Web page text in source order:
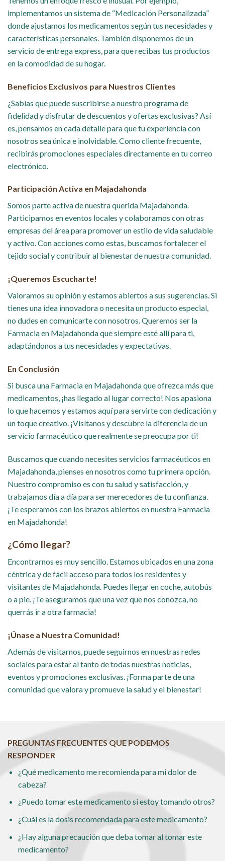
implementamos un sistema de “Medicación Personalizada”
donde ajustamos los medicamentos según tus necesidades y
características personales. También disponemos de un
servicio de entrega express, para que recibas tus productos
en la comodidad de su hogar.
Beneficios Exclusivos para Nuestros Clientes
¿Sabías que puede suscribirse a nuestro programa de
fidelidad y disfrutar de descuentos y ofertas exclusivas? Así
es, pensamos en cada detalle para que tu experiencia con
nosotros sea única e inolvidable. Como cliente frecuente,
recibirás promociones especiales directamente en tu correo
electrónico.
Participación Activa en Majadahonda
Somos parte activa de nuestra querida Majadahonda.
Participamos en eventos locales y colaboramos con otras
empresas del área para promover un estilo de vida saludable
y activo. Con acciones como estas, buscamos fortalecer el
tejido social y contribuir al bienestar de nuestra comunidad.
¡Queremos Escucharte!
Valoramos su opinión y estamos abiertos a sus sugerencias. Si
tienes una idea innovadora o necesita un producto especial,
no dudes en comunicarte con nosotros. Queremos ser la
Farmacia en Majadahonda que siempre esté allí para ti,
adaptándonos a tus necesidades y expectativas.
En Conclusión
Si busca una Farmacia en Majadahonda que ofrezca más que
medicamentos, ¡has llegado al lugar correcto! Nos apasiona
lo que hacemos y estamos aquí para servirte con dedicación y
un toque creativo. ¡Visítanos y descubre la diferencia de un
servicio farmacéutico que realmente se preocupa por ti!
Buscamos que cuando necesites servicios farmacéuticos en
Majadahonda, pienses en nosotros como tu primera opción.
Nuestro compromiso es con tu salud y satisfacción, y
trabajamos día a día para ser merecedores de tu confianza.
¡Te esperamos con los brazos abiertos en nuestra Farmacia
en Majadahonda!
¿Cómo llegar?
Encontrarnos es muy sencillo. Estamos ubicados en una zona
céntrica y de fácil acceso para todos los residentes y
visitantes de Majadahonda. Puedes llegar en coche, autobús
o a pie. ¡Te aseguramos que una vez que nos conozca, no
querrás ir a otra farmacia!
¡Únase a Nuestra Comunidad!
Además de visitarnos, puede seguirnos en nuestras redes
sociales para estar al tanto de todas nuestras noticias,
eventos y promociones exclusivas. ¡Forma parte de una
comunidad que valora y promueve la salud y el bienestar!
PREGUNTAS FRECUENTES QUE PODEMOS
RESPONDER
¿Qué medicamento me recomienda para mi dolor de
cabeza?
¿Puedo tomar este medicamento si estoy tomando otros?
¿Cuál es la dosis recomendada para este medicamento?
¿Hay alguna precaución que deba tomar al tomar este
medicamento?